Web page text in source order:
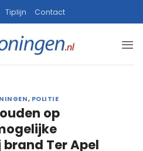
Tiplijn Contact
, POLITIE
op
Ter Apel